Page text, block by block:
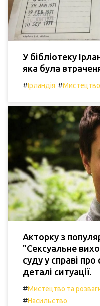
У бібліотеку
яка була
#Ірландія #Мистецтво
Акторку з
"Сексуальне
суду у справі
деталі ситуації.
#Мистецтво та
#Насильство